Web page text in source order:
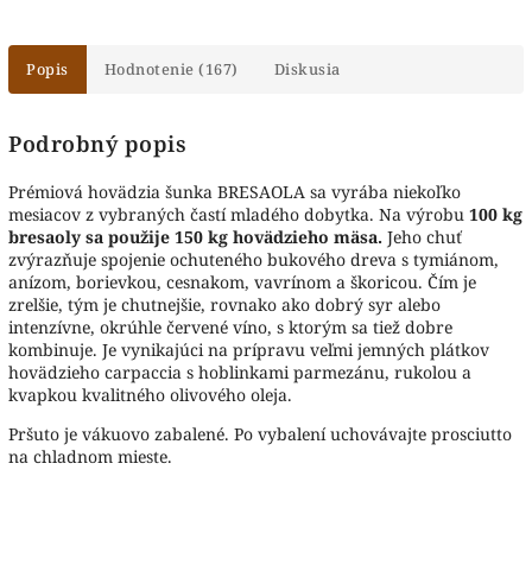
Popis Hodnotenie (167) Diskusia
Podrobný popis
Prémiová hovädzia šunka BRESAOLA sa vyrába niekoľko
mesiacov z vybraných častí mladého dobytka. Na výrobu 100 kg
bresaoly sa použije 150 kg hovädzieho mäsa. Jeho chuť
zvýrazňuje spojenie ochuteného bukového dreva s tymiánom,
anízom, borievkou, cesnakom, vavrínom a škoricou. Čím je
zrelšie, tým je chutnejšie, rovnako ako dobrý syr alebo
intenzívne, okrúhle červené víno, s ktorým sa tiež dobre
kombinuje. Je vynikajúci na prípravu veľmi jemných plátkov
hovädzieho carpaccia s hoblinkami parmezánu, rukolou a
kvapkou kvalitného olivového oleja.
Pršuto je vákuovo zabalené. Po vybalení uchovávajte prosciutto
na chladnom mieste.